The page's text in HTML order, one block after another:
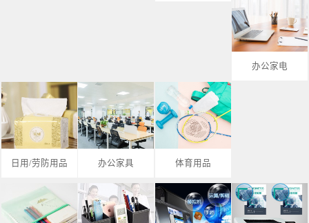
办公家电
日用/劳防用品 办公家具 体育用品